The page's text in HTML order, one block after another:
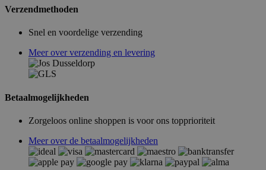
Verzendmethoden
Snel en voordelige verzending
Meer over verzending en levering
Betaalmogelijkheden
Zorgeloos online shoppen is voor ons topprioriteit
Meer over de betaalmogelijkheden